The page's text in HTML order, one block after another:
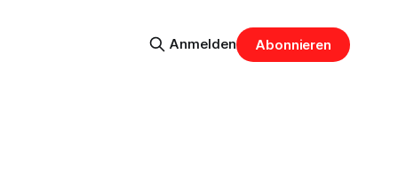
Anmelden Abonnieren